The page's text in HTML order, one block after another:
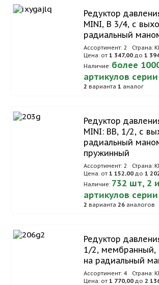
Редуктор
MINI, В 3/4, с
радиальный
Ассортимент: 2
Страна:
Цена: от 1 347,00 до 1
Наличие: более
артикулов
2 варианта 1 аналог
Редуктор
MINI: ВВ, 1/2, с
радиальный
пружинный
Ассортимент: 2
Страна:
Цена: от 1 152,00 до 1
Наличие: 732 шт, 2
артикулов
2 варианта 26 аналогов
Редуктор
1/2, мембранный,
на радиальный
Ассортимент: 4
Страна:
Цена: от 1 770,00 до 2